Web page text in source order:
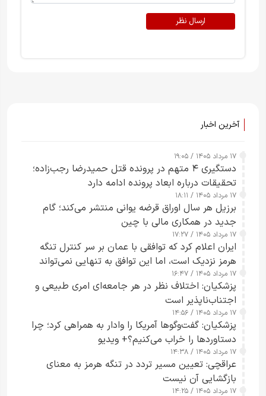
ارسال نظر
آخرین اخبار
۱۷ مرداد ۱۴۰۵ / ۱۹:۰۵
دستگیری ۴ متهم در پرونده قتل حمیدرضا رجب‌زاده؛
تحقیقات درباره ابعاد پرونده ادامه دارد
۱۷ مرداد ۱۴۰۵ / ۱۸:۱۱
برزیل هر سال اوراق قرضه یوانی منتشر می‌کند؛ گام
جدید در همکاری مالی با چین
۱۷ مرداد ۱۴۰۵ / ۱۷:۲۷
ایران اعلام کرد که توافقی با عمان بر سر کنترل تنگه
هرمز نزدیک است، اما این توافق به تنهایی نمی‌تواند
آبراه را آزاد کند
۱۷ مرداد ۱۴۰۵ / ۱۶:۴۷
پزشکیان: اختلاف نظر در هر جامعه‌ای امری طبیعی و
اجتناب‌ناپذیر است
۱۷ مرداد ۱۴۰۵ / ۱۴:۵۶
پزشکیان: گفت‌وگوها آمریکا را وادار به همراهی کرد؛ چرا
دستاوردها را خراب می‌کنیم؟+ ویدیو
۱۷ مرداد ۱۴۰۵ / ۱۴:۳۸
عراقچی: تعیین مسیر تردد در تنگه هرمز به معنای
بازگشایی آن نیست
۱۷ مرداد ۱۴۰۵ / ۱۴:۲۵